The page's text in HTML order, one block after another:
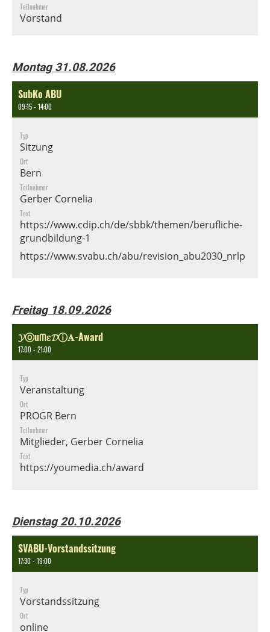
Teilnehmer
Vorstand
Montag 31.08.2026
SubKo ABU
09:15 - 14:00
Typ
Sitzung
Ort
Bern
Teilnehmer
Gerber Cornelia
Text
https://www.cdip.ch/de/sbbk/themen/berufliche-
grundbildung-1
https://www.svabu.ch/abu/revision_abu2030_nrlp
Freitag 18.09.2026
𝓨ⓞuᗰɛ𝓓ⓘ𝐀-Award
17:00 - 21:00
Typ
Veranstaltung
Ort
PROGR Bern
Teilnehmer
Mitglieder, Gerber Cornelia
Text
https://youmedia.ch/award
Dienstag 20.10.2026
SVABU-Vorstandssitzung
17:30 - 19:00
Typ
Vorstandssitzung
Ort
online